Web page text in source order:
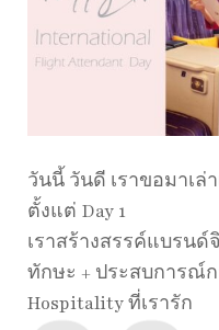
วันนี้ วันดี เราขอมาเล่
ตั้งแต่ Day 1
เราสร้างสรรค์แบรนด์
ทักษะ + ประสบการณ์
Hospitality ที่เรารัก